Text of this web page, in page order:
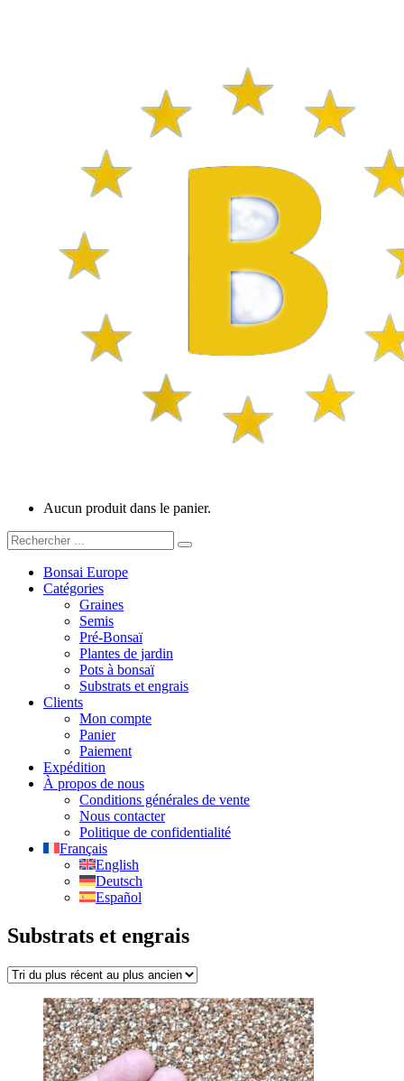
Aucun produit dans le panier.
Bonsai Europe
Catégories
Graines
Semis
Pré-Bonsaï
Plantes de jardin
Pots à bonsaï
Substrats et engrais
Clients
Mon compte
Panier
Paiement
Expédition
À propos de nous
Conditions générales de vente
Nous contacter
Politique de confidentialité
Français
English
Deutsch
Español
Substrats et engrais